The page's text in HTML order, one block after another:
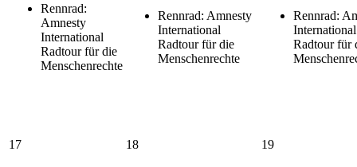
Rennrad:
Amnesty
International
Radtour für die
Menschenrechte
Rennrad: Amnesty
International
Radtour für die
Menschenrechte
Rennrad:
International
Radtour für
17 18 19